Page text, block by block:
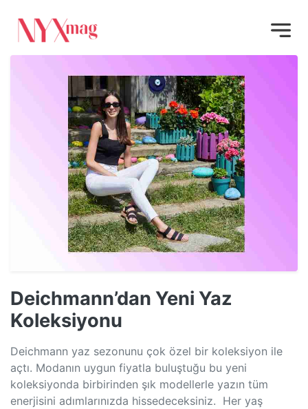
Deichmann’dan Yeni Yaz
Koleksiyonu
Deichmann yaz sezonunu çok özel bir koleksiyon ile
açtı. Modanın uygun fiyatla buluştuğu bu yeni
koleksiyonda birbirinden şık modellerle yazın tüm
enerjisini adımlarınızda hissedeceksiniz. Her yaş